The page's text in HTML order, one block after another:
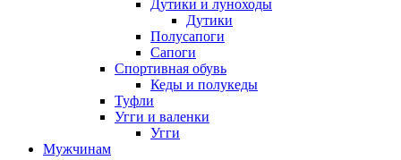
Дутики и луноходы
Дутики
Полусапоги
Сапоги
Спортивная обувь
Кеды и полукеды
Туфли
Угги и валенки
Угги
Мужчинам